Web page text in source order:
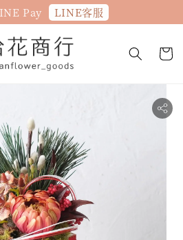
Pay LINE客服